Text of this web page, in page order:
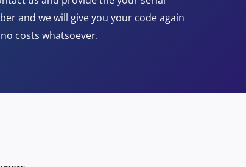
and we will give you your code again
costs whatsoever.